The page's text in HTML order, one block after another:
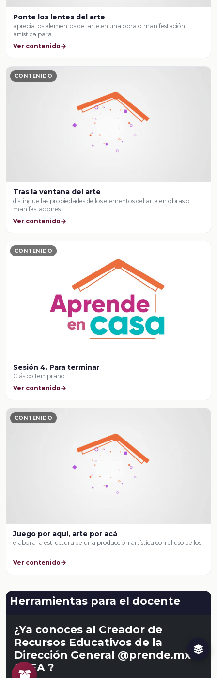
Ponte los lentes del arte
aprecia los elementos del arte en una obra o manifestación
artística para …
Ver contenido
CONTENIDO
Tras la ventana del arte
distingue las propiedades de los elementos del arte en obras o
manifestaciones …
Ver contenido
CONTENIDO
Sesión 4. Para terminar
Clásico temprano
Ver contenido
CONTENIDO
Juego por aquí, arte por acá
elabora la estructura de una producción artística con el uso de los
Ver contenido
Herramientas para el docente
¿Ya conoces al Creador de
Recursos Educativos de la
Dirección General @prende.mx
CREA ?